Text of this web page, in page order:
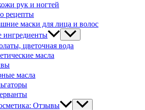
рук и ногтей
рецепты
маски для лица и волос
ингредиенты
цветочная вода
масла
масла
Отзывы